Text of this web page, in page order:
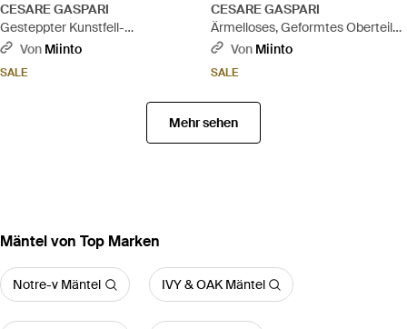
CESARE GASPARI
Gesteppter Kunstfell-
Perlenmantel Mit Gürtel - Natur
Von Miinto
SALE
CESARE GASPARI
Ärmelloses, Geformtes Oberteil
Aus Kunstpelz Mit Kragen - Braun
Von Miinto
SALE
Mehr sehen
Mäntel von Top Marken
Notre-v Mäntel IVY & OAK Mäntel